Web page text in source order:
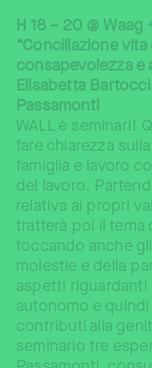
H 18 – 20 @
“Conciliazione vita
consapevolezza
Elisabetta
Passamonti
WALL è seminari!
fare chiarezza
famiglia e lavoro
del lavoro.
relativa ai propri
tratterà poi il tema
toccando anche
molestie e della
aspetti riguardanti
autonomo e
contributi alla
seminario tre